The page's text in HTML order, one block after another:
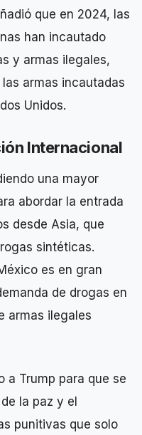
que en 2024, las
han incautado
y armas ilegales,
armas incautadas
Unidos.
Internacional
una mayor
abordar la entrada
desde Asia, que
sintéticas.
es en gran
de drogas en
armas ilegales
a Trump para que se
la paz y el
punitivas que solo